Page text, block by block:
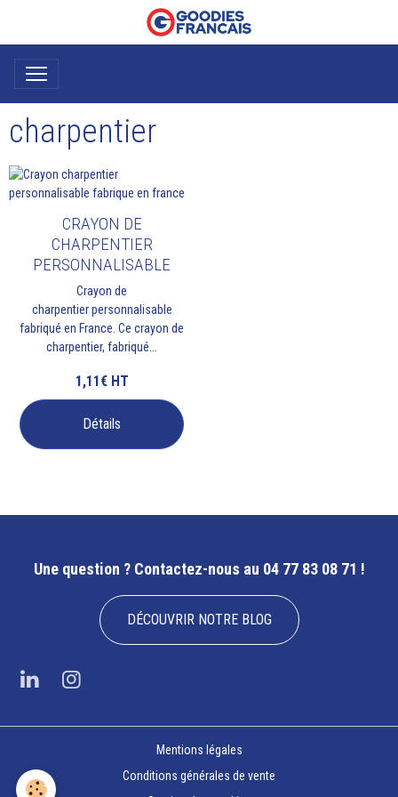
charpentier
CRAYON DE
CHARPENTIER
PERSONNALISABLE
Crayon de
charpentier personnalisable
fabriqué en France. Ce crayon de
charpentier, fabriqué...
1,11€ HT
Détails
Une question ? Contactez-nous au 04 77 83 08 71 !
DÉCOUVRIR NOTRE BLOG
Mentions légales
Conditions générales de vente